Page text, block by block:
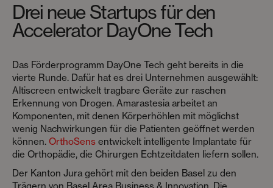
Drei neue Startups für den
Accelerator DayOne Tech
Das Förderprogramm DayOne Tech geht bereits in die
vierte Runde. Dafür hat es drei Unternehmen ausgewählt:
Altiscreen entwickelt tragbare Geräte zur raschen
Erkennung von Drogen. Amarastesia arbeitet an
Komponenten, mit denen Körperhöhlen mit möglichst
wenig Nachwirkungen für die Patienten geöffnet werden
können. OrthoSens entwickelt intelligente Implantate für
die Orthopädie, die Chirurgen Echtzeitdaten liefern sollen.
Der Kanton Jura gehört mit den beiden Basel zu den
Trägern von Basel Area Business & Innovation. Die